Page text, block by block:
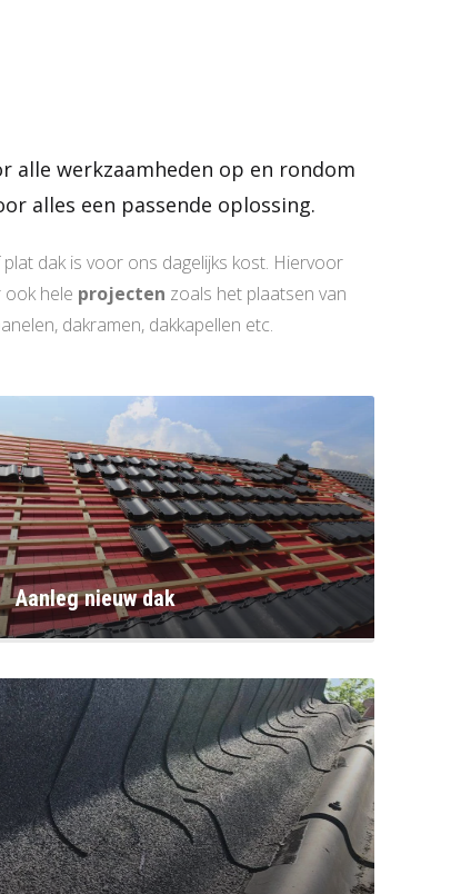
alle werkzaamheden op en rondom
alles een passende oplossing.
dak is voor ons dagelijks kost. Hiervoor
ook hele projecten zoals het plaatsen van
dakramen, dakkapellen etc.
Aanleg nieuw dak